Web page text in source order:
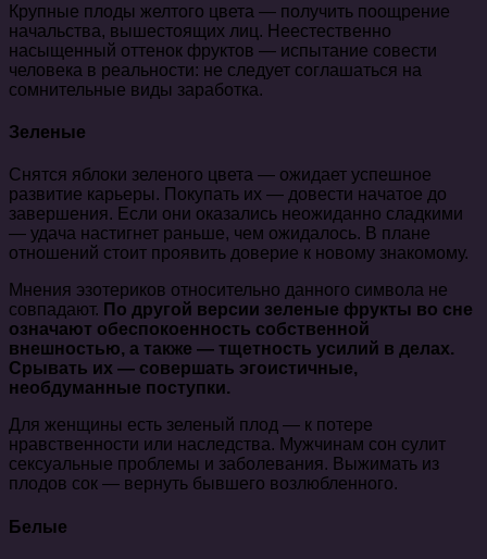
Крупные плоды желтого цвета — получить поощрение
начальства, вышестоящих лиц. Неестественно
насыщенный оттенок фруктов — испытание совести
человека в реальности: не следует соглашаться на
сомнительные виды заработка.
Зеленые
Снятся яблоки зеленого цвета — ожидает успешное
развитие карьеры. Покупать их — довести начатое до
завершения. Если они оказались неожиданно сладкими
— удача настигнет раньше, чем ожидалось. В плане
отношений стоит проявить доверие к новому знакомому.
Мнения эзотериков относительно данного символа не
совпадают. По другой версии зеленые фрукты во сне
означают обеспокоенность собственной
внешностью, а также — тщетность усилий в делах.
Срывать их — совершать эгоистичные,
необдуманные поступки.
Для женщины есть зеленый плод — к потере
нравственности или наследства. Мужчинам сон сулит
сексуальные проблемы и заболевания. Выжимать из
плодов сок — вернуть бывшего возлюбленного.
Белые